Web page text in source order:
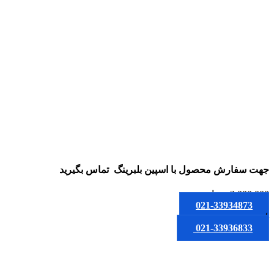
جهت سفارش محصول با اسپین بلبرینگ تماس بگیرید
2,290,000 تومان
021-33934873
یا
021-33936833